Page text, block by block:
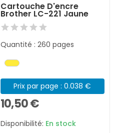
Cartouche D'encre
Brother LC-221 Jaune
Quantité : 260 pages
Prix par page : 0.038 €
10,50 €
Disponibilité: En stock